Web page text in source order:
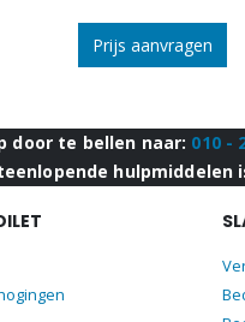
Prijs aanvragen
door te bellen naar: 010 -
hulpmiddelen